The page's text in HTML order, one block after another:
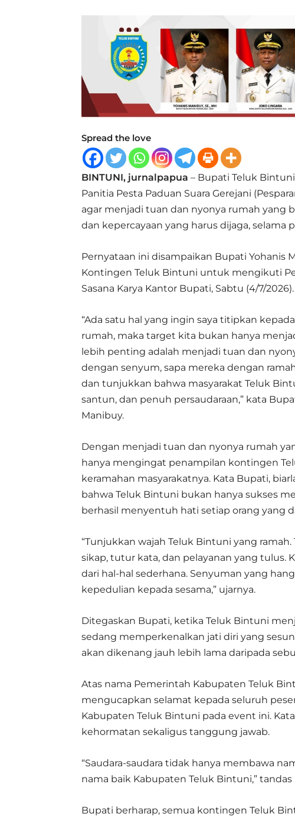
Spread the love
BINTUNI, jurnalpapua – Bupati Teluk
Panitia Pesta Paduan Suara Gerejani
agar menjadi tuan dan nyonya rumah yang
dan kepercayaan yang harus dijaga, selama
Pernyataan ini disampaikan Bupati Yohanis
Kontingen Teluk Bintuni untuk mengikuti
Sasana Karya Kantor Bupati, Sabtu (4/7/2026).
“Ada satu hal yang ingin saya titipkan
rumah, maka target kita bukan hanya
lebih penting adalah menjadi tuan dan
dengan senyum, sapa mereka dengan
dan tunjukkan bahwa masyarakat Teluk
santun, dan penuh persaudaraan,” kata
Manibuy.
Dengan menjadi tuan dan nyonya rumah
hanya mengingat penampilan kontingen
keramahan masyarakatnya. Kata Bupati,
bahwa Teluk Bintuni bukan hanya sukses
berhasil menyentuh hati setiap orang yang
“Tunjukkan wajah Teluk Bintuni yang
sikap, tutur kata, dan pelayanan yang tulus.
dari hal-hal sederhana. Senyuman yang
kepedulian kepada sesama,” ujarnya.
Ditegaskan Bupati, ketika Teluk Bintuni
sedang memperkenalkan jati diri yang
akan dikenang jauh lebih lama daripada
Atas nama Pemerintah Kabupaten Teluk
mengucapkan selamat kepada seluruh
Kabupaten Teluk Bintuni pada event ini.
kehormatan sekaligus tanggung jawab.
“Saudara-saudara tidak hanya membawa
nama baik Kabupaten Teluk Bintuni,” tandas
Bupati berharap, semua kontingen Teluk